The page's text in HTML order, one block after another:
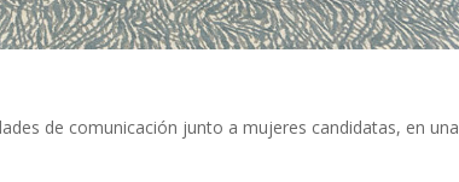
de comunicación junto a mujeres candidatas, en una